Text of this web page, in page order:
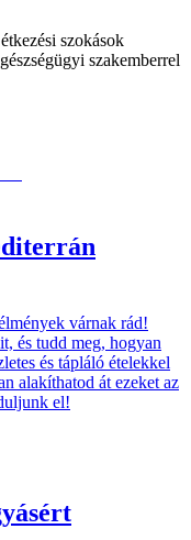
szokások
szakemberrel
várnak rád!
és tudd meg, hogyan
és tápláló ételekkel
alakíthatod át ezeket az
el!